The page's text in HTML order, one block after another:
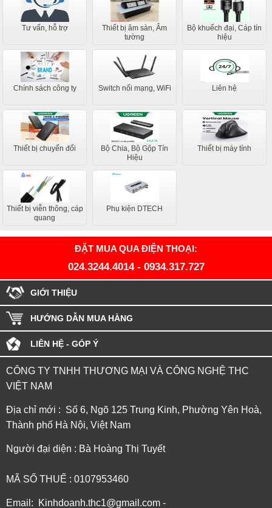
Tư vấn, hỗ trợ
Thiết bị âm sàn, Âm
tường
Bộ khuếch đại, Cáp tín
hiệu
Chính sách công ty Switch nối mạng, WiFi Liên hệ
Thiết bị chuyển đổi
Bộ Chia, Bộ Gộp Tín
Hiệu
Thiết bị máy tính
Thiết bị viễn thông, cáp
quang
Phụ kiện DTECH
ĐẶT MUA QUA ĐIỆN THOẠI:
024.3244.4014- 0934.317.727
GIỚI THIỆU
HƯỚNG DẪN MUA HÀNG
LIÊN HỆ - GÓP Ý
CÔNG TY TNHH THƯƠNG MẠI VÀ CÔNG NGHỆ THC
VIỆT NAM
Địa chỉ mới : Số 6, Ngõ 125 Trung Kinh, Phường Yên Hoà,
Thành phố Hà Nội, Việt Nam
Người đại diện : Bà Hoàng Thị Tuyết
MÃ SỐ THUẾ : 0107953460
Email: Kinhdoanh.thc1@gmail.com -